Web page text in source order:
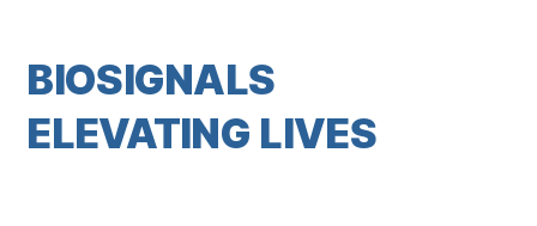
BIOSIGNALS
ELEVATING LIVES